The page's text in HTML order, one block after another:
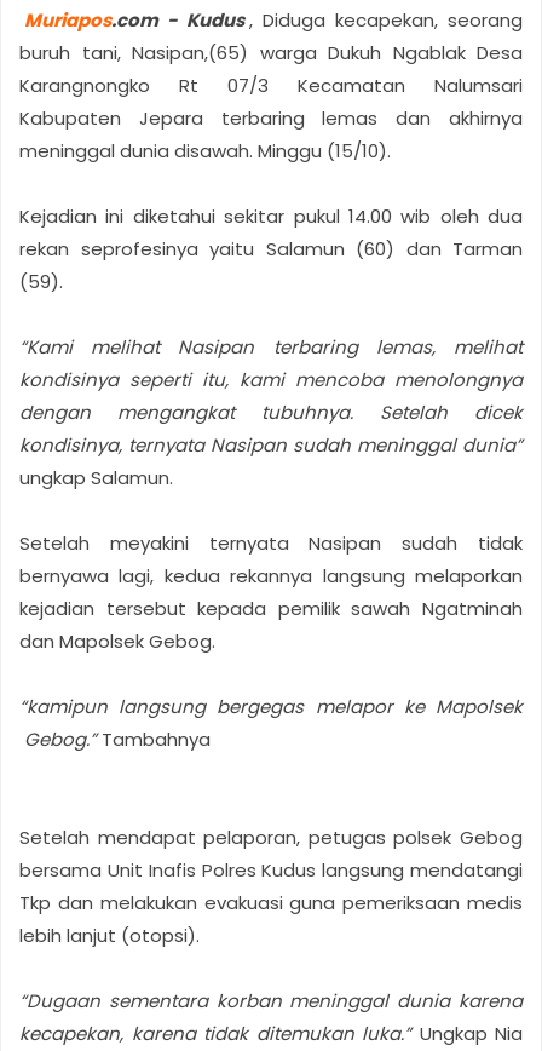
Muriapos.com - Kudus, Diduga kecapekan, seorang
buruh tani, Nasipan,(65) warga Dukuh Ngablak Desa
Karangnongko Rt 07/3 Kecamatan Nalumsari
Kabupaten Jepara terbaring lemas dan akhirnya
meninggal dunia disawah. Minggu (15/10).
Kejadian ini diketahui sekitar pukul 14.00 wib oleh dua
rekan seprofesinya yaitu Salamun (60) dan Tarman
(59).
“Kami melihat Nasipan terbaring lemas, melihat
kondisinya seperti itu, kami mencoba menolongnya
dengan mengangkat tubuhnya. Setelah dicek
kondisinya, ternyata Nasipan sudah meninggal dunia”
ungkap Salamun.
Setelah meyakini ternyata Nasipan sudah tidak
bernyawa lagi, kedua rekannya langsung melaporkan
kejadian tersebut kepada pemilik sawah Ngatminah
dan Mapolsek Gebog.
“kamipun langsung bergegas melapor ke Mapolsek
Gebog.”Tambahnya
Setelah mendapat pelaporan, petugas polsek Gebog
bersama Unit Inafis Polres Kudus langsung mendatangi
Tkp dan melakukan evakuasi guna pemeriksaan medis
lebih lanjut (otopsi).
“Dugaan sementara korban meninggal dunia karena
kecapekan, karena tidak ditemukan luka.”Ungkap Nia